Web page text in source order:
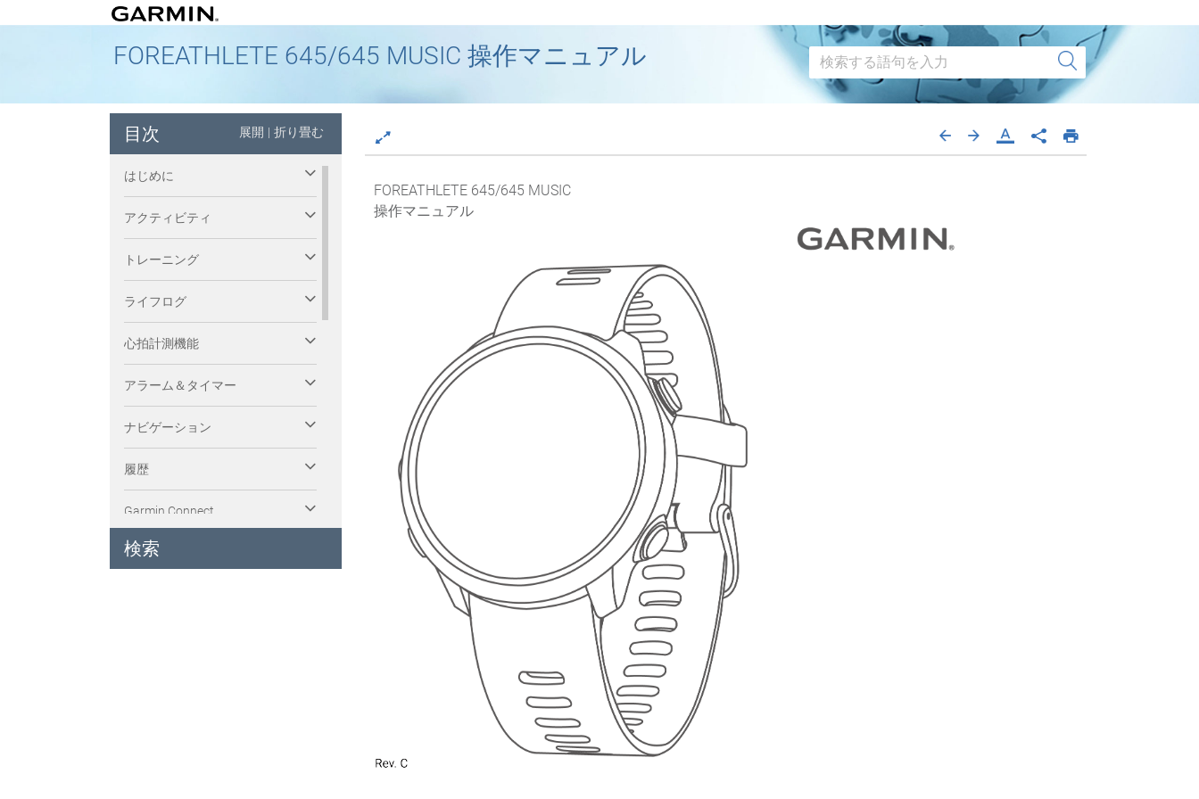
FOREATHLETE 645/645 MUSIC 操作マニュアル
目次 展開 | 折り畳む
はじめに
アクティビティ
トレーニング
ライフログ
心拍計測機能
アラーム＆タイマー
ナビゲーション
履歴
Garmin Connect
スマートフォン連携機能
検索
FOREATHLETE 645/645 MUSIC
操作マニュアル